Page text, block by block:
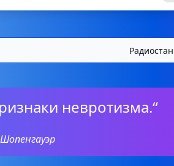
невротизма.“